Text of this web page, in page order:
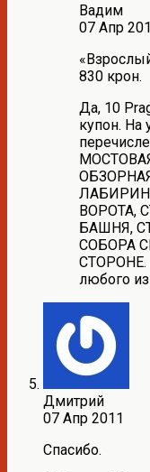
Вадим
07 Апр
830 крон.
Да, 10
купон. На
ВОРОТА,
БАШНЯ,
СОБОРА
СТОРОНЕ.
любого
Дмитрий
07 Апр 2011
Спасибо.